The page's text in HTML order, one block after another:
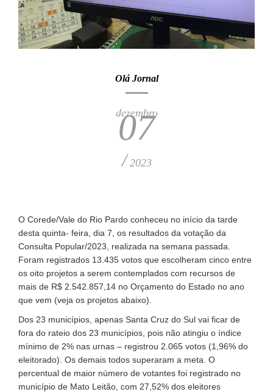
Olá Jornal
dezembro
07
/ 2023
O Corede/Vale do Rio Pardo conheceu no início da tarde
desta quinta- feira, dia 7, os resultados da votação da
Consulta Popular/2023, realizada na semana passada.
Foram registrados 13.435 votos que escolheram cinco entre
os oito projetos a serem contemplados com recursos de
mais de R$ 2.542.857,14 no Orçamento do Estado no ano
que vem (veja os projetos abaixo).
Dos 23 municípios, apenas Santa Cruz do Sul vai ficar de
fora do rateio dos 23 municípios, pois não atingiu o índice
mínimo de 2% nas urnas – registrou 2.065 votos (1,96% do
eleitorado). Os demais todos superaram a meta. O
percentual de maior número de votantes foi registrado no
município de Mato Leitão, com 27,52% dos eleitores